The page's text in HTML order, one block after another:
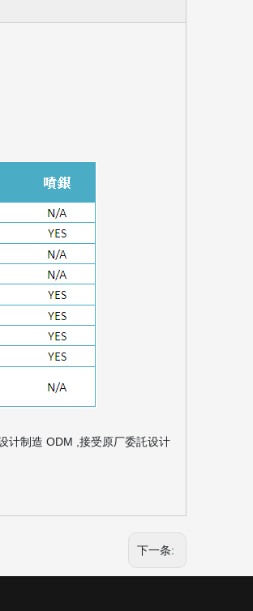
计制造 ODM ,接受原厂委託设计
下一条: